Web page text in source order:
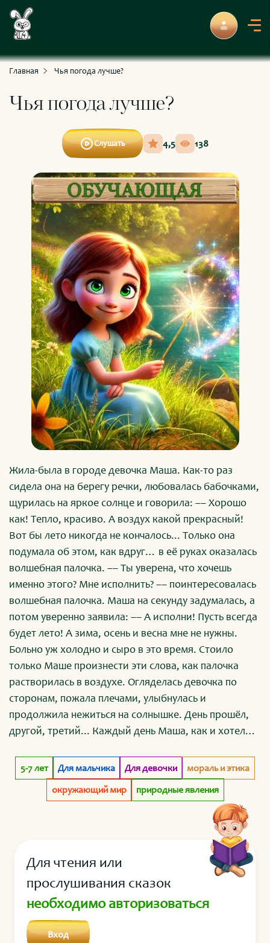
Для умных и любознательных
Главная Чья погода лучше?
Чья погода лучше?
Жила-была в городе девочка Маша. Как-то раз
сидела она на берегу речки, любовалась бабочками,
щурилась на яркое солнце и говорила: –– Хорошо
как! Тепло, красиво. А воздух какой прекрасный!
Вот бы лето никогда не кончалось... Только она
подумала об этом, как вдруг… в её руках оказалась
волшебная палочка. –– Ты уверена, что хочешь
именно этого? Мне исполнить? –– поинтересовалась
волшебная палочка. Маша на секунду задумалась, а
потом уверенно заявила: –– А исполни! Пусть всегда
будет лето! А зима, осень и весна мне не нужны.
Больно уж холодно и сыро в это время. Стоило
только Маше произнести эти слова, как палочка
растворилась в воздухе. Огляделась девочка по
сторонам, пожала плечами, улыбнулась и
продолжила нежиться на солнышке. День прошёл,
другой, третий... Каждый день Маша, как и хотела,
пролетел месяц, а осени всё не было...
Слушать 4,5 138
5-7 лет Для мальчика Для девочки
мораль и этика
окружающий мир
природные явления
Для чтения или
прослушивания сказок
необходимо авторизоваться
Вход